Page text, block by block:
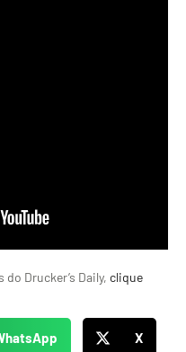
Drucker’s Daily, clique
X